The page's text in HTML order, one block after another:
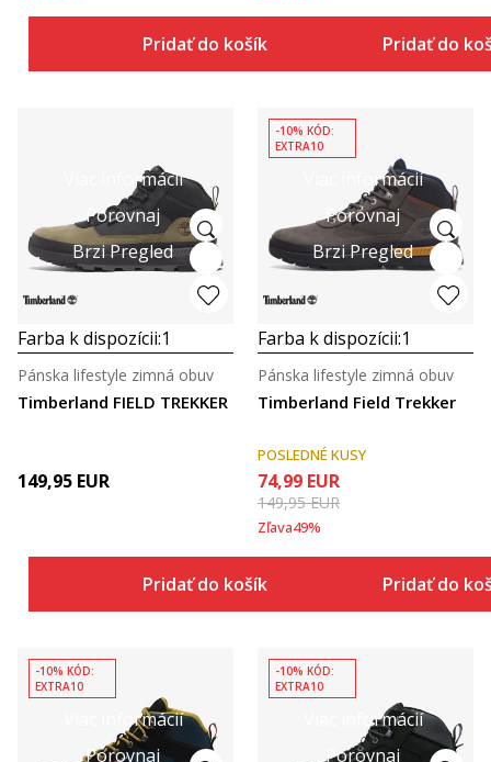
Pridať do košíka Pridať do
Viac informácií
Porovnaj
Brzi Pregled
Farba k dispozícii:1
Timberland FIELD TREKKER
Pánska lifestyle zimná obuv
149,95 EUR
Pridať do košíka
Viac informácií
Porovnaj
Brzi Pregled
-10% KÓD:
EXTRA10
Farba k dispozícii:1
Timberland Field Trekker
Pánska lifestyle zimná obuv
POSLEDNÉ KUSY
74,99 EUR
149,95EUR
Zľava49%
Pridať do
Viac informácií
Porovnaj
-10% KÓD:
EXTRA10
Viac informácií
Porovnaj
-10% KÓD:
EXTRA10